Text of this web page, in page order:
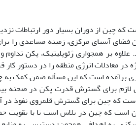
که چین از دوران بسیار دور ارتباطات
سال 1991 و باز شدن فضای آسیای مرکزی، زمینه
بر همجواری ژئوپلیتیک، پکن
در معادلات انرژی منطقه را در دستور
برآمده است که این مسأله ضمن کمک
لازم برای گسترش قدرت پکن در صحنه
که چین برای گسترش قلمروی نفوذ در
که چین در تلاش است تا با تقویت